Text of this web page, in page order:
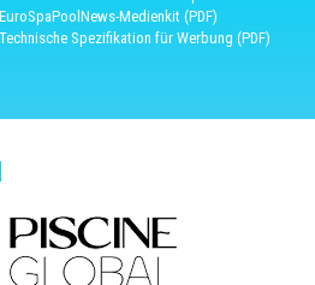
EuroSpaPoolNews-Medienkit (PDF)
Technische Spezifikation für Werbung (PDF)